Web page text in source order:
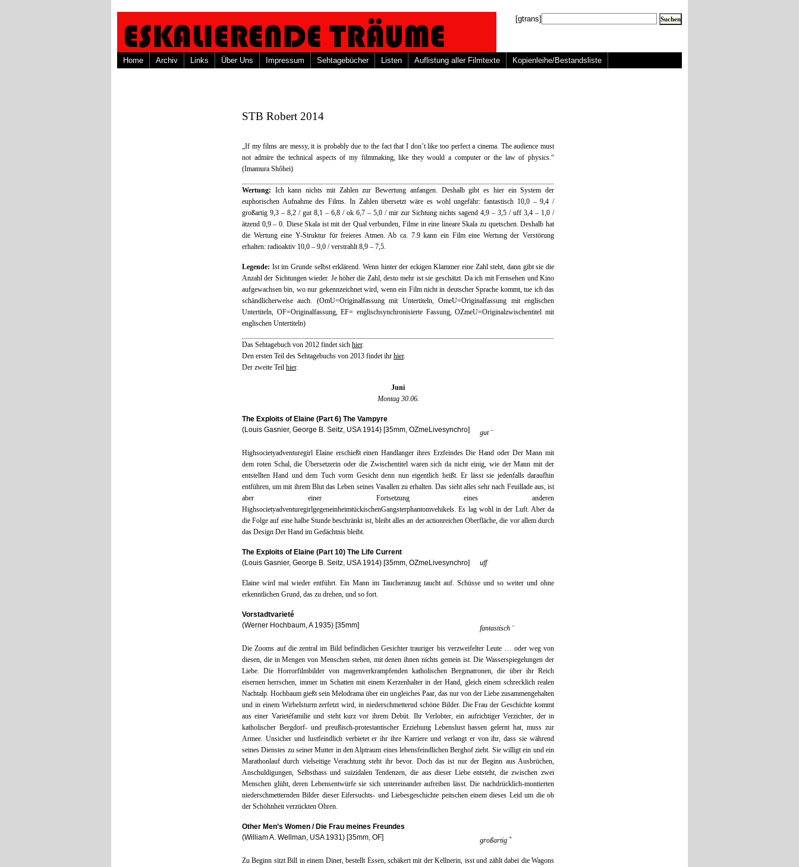
[gtrans]
Home Archiv Links Über Uns Impressum Sehtagebücher Listen Auflistung aller Filmtexte Kopienleihe/Bestandsliste
STB Robert 2014
„If my films are messy, it is probably due to the fact that I don’t like too perfect a cinema. The audience must
not admire the technical aspects of my filmmaking, like they would a computer or the law of physics.“
(Imamura Shôhei)
Wertung: Ich kann nichts mit Zahlen zur Bewertung anfangen. Deshalb gibt es hier ein System der
euphorischen Aufnahme des Films. In Zahlen übersetzt wäre es wohl ungefähr: fantastisch 10,0 – 9,4 /
großartig 9,3 – 8,2 / gut 8,1 – 6,8 / ok 6,7 – 5,0 / mir zur Sichtung nichts sagend 4,9 – 3,5 / uff 3,4 – 1,0 /
ätzend 0,9 – 0. Diese Skala ist mit der Qual verbunden, Filme in eine lineare Skala zu quetschen. Deshalb hat
die Wertung eine Y-Struktur für freieres Atmen. Ab ca. 7.9 kann ein Film eine Wertung der Verstörung
erhalten: radioaktiv 10,0 – 9,0 / verstrahlt 8,9 – 7,5.
Legende: Ist im Grunde selbst erklärend. Wenn hinter der eckigen Klammer eine Zahl steht, dann gibt sie die
Anzahl der Sichtungen wieder. Je höher die Zahl, desto mehr ist sie geschätzt. Da ich mit Fernsehen und Kino
aufgewachsen bin, wo nur gekennzeichnet wird, wenn ein Film nicht in deutscher Sprache kommt, tue ich das
schändlicherweise auch. (OmU=Originalfassung mit Untertiteln, OmeU=Originalfassung mit englischen
Untertiteln, OF=Originalfassung, EF= englischsynchronisierte Fassung, OZmeU=Originalzwischentitel mit
englischen Untertiteln)
Das Sehtagebuch von 2012 findet sich hier.
Den ersten Teil des Sehtagebuchs von 2013 findet ihr hier.
Der zweite Teil hier.
Juni
Montag 30.06.
The Exploits of Elaine (Part 6) The Vampyre
(Louis Gasnier, George B. Seitz, USA 1914) [35mm, OZmeLivesynchro]
gut–
Highsocietyadventuregirl Elaine erschießt einen Handlanger ihres Erzfeindes Die Hand oder Der Mann mit
dem roten Schal, die Übersetzerin oder die Zwischentitel waren sich da nicht einig, wie der Mann mit der
entstellten Hand und dem Tuch vorm Gesicht denn nun eigentlich heißt. Er lässt sie jedenfalls daraufhin
entführen, um mit ihrem Blut das Leben seines Vasallen zu erhalten. Das sieht alles sehr nach Feuillade aus, ist
aber einer Fortsetzung eines anderen
HighsocietyadventuregirlgegeneinheimtückischenGangsterphantomvehikels. Es lag wohl in der Luft. Aber da
die Folge auf eine halbe Stunde beschränkt ist, bleibt alles an der actionreichen Oberfläche, die vor allem durch
das Design Der Hand im Gedächtnis bleibt.
The Exploits of Elaine (Part 10) The Life Current
(Louis Gasnier, George B. Seitz, USA 1914) [35mm, OZmeLivesynchro]
uff
Elaine wird mal wieder entführt. Ein Mann im Taucheranzug taucht auf. Schüsse und so weiter und ohne
erkenntlichen Grund, das zu drehen, und so fort.
Vorstadtvarieté
(Werner Hochbaum, A 1935) [35mm]
fantastisch –
Die Zooms auf die zentral im Bild befindlichen Gesichter trauriger bis verzweifelter Leute … oder weg von
diesen, die in Mengen von Menschen stehen, mit denen ihnen nichts gemein ist. Die Wasserspiegelungen der
Liebe. Die Horrorfilmbilder von magenverkrampfenden katholischen Bergmatronen, die über ihr Reich
eisernen herrschen, immer im Schatten mit einem Kerzenhalter in der Hand, gleich einem schrecklich realen
Nachtalp. Hochbaum gießt sein Melodrama über ein ungleiches Paar, das nur von der Liebe zusammengehalten
und in einem Wirbelsturm zerfetzt wird, in niederschmetternd schöne Bilder. Die Frau der Geschichte kommt
aus einer Varietéfamilie und steht kurz vor ihrem Debüt. Ihr Verlobter, ein aufrichtiger Verzichter, der in
katholischer Bergdorf- und preußisch-protestantischer Erziehung Lebenslust hassen gelernt hat, muss zur
Armee. Unsicher und lustfeindlich verbietet er ihr ihre Karriere und verlangt er von ihr, dass sie während
seines Dienstes zu seiner Mutter in den Alptraum eines lebensfeindlichen Berghof zieht. Sie willigt ein und ein
Marathonlauf durch vielseitige Verachtung steht ihr bevor. Doch das ist nur der Beginn aus Ausbrüchen,
Anschuldigungen, Selbsthass und suizidalen Tendenzen, die aus dieser Liebe entsteht, die zwischen zwei
Menschen glüht, deren Lebensentwürfe sie sich untereinander aufreiben lässt. Die nachdrücklich-montierten
niederschmetternden Bilder dieser Eifersuchts- und Liebesgeschichte peitschen einem dieses Leid um die ob
der Schöhnheit verzückten Ohren.
Other Men’s Women / Die Frau meines Freundes
(William A. Wellman, USA 1931) [35mm, OF]
großartig +
Zu Beginn sitzt Bill in einem Diner, bestellt Essen, schäkert mit der Kellnerin, isst und zählt dabei die Wagons